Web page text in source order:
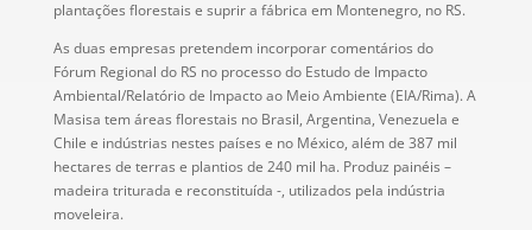
plantações florestais e suprir a fábrica em Montenegro, no RS.
As duas empresas pretendem incorporar comentários do
Fórum Regional do RS no processo do Estudo de Impacto
Ambiental/Relatório de Impacto ao Meio Ambiente (EIA/Rima). A
Masisa tem áreas florestais no Brasil, Argentina, Venezuela e
Chile e indústrias nestes países e no México, além de 387 mil
hectares de terras e plantios de 240 mil ha. Produz painéis –
madeira triturada e reconstituída -, utilizados pela indústria
moveleira.